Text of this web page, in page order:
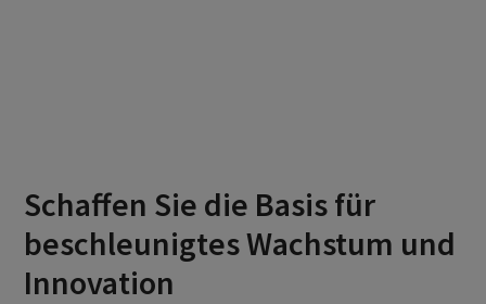
Schaffen Sie die Basis für
beschleunigtes Wachstum und
Innovation